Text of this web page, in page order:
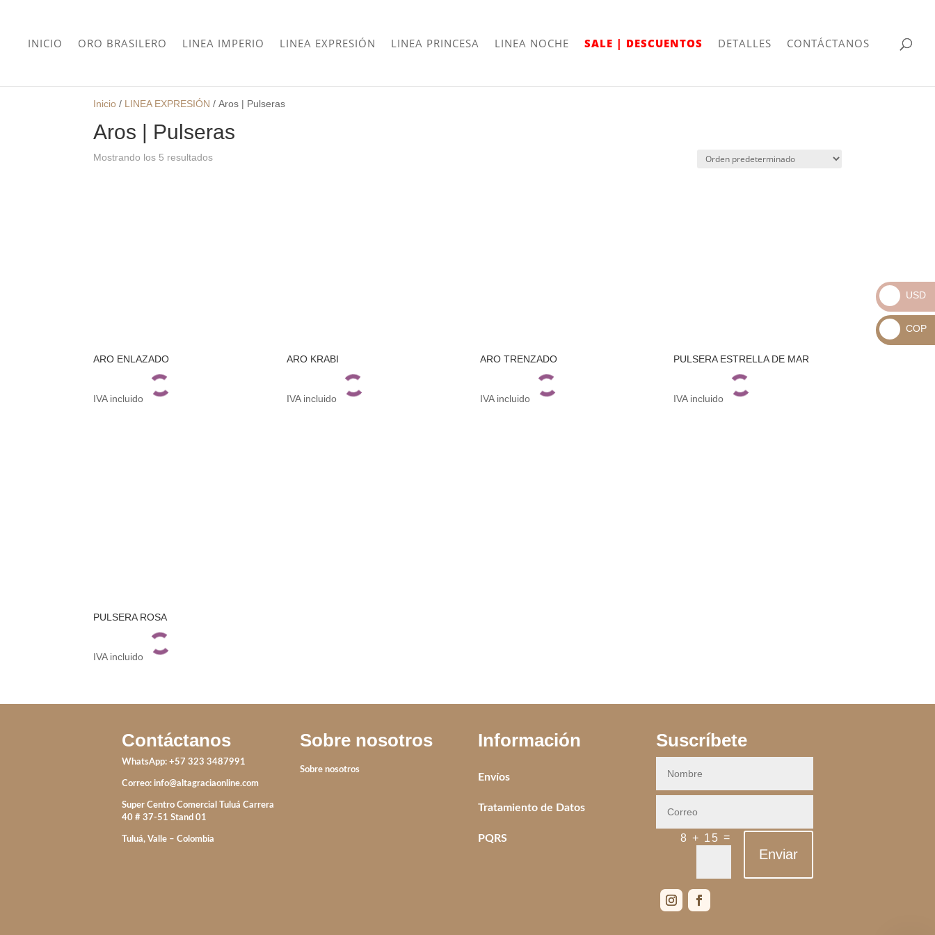
INICIO ORO BRASILERO LINEA IMPERIO LINEA EXPRESIÓN LINEA PRINCESA LINEA NOCHE SALE | DESCUENTOS DETALLES CONTÁCTANOS
Inicio / LINEA EXPRESIÓN /Aros | Pulseras
Aros | Pulseras
Mostrando los 5 resultados
ARO ENLAZADO
IVA incluido
ARO KRABI
IVA incluido
ARO TRENZADO
IVA incluido
PULSERA ESTRELLA DE MAR
IVA incluido
PULSERA ROSA
IVA incluido
Contáctanos
WhatsApp: +57 323 3487991
Correo: info@altagraciaonline.com
Super Centro Comercial Tuluá Carrera
40 # 37-51 Stand 01
Tuluá, Valle – Colombia
Sobre nosotros
Sobre nosotros
Información
Envíos
Tratamiento de Datos
PQRS
Suscríbete
8 + 15 =
Enviar
_
USD
USD
_
COP